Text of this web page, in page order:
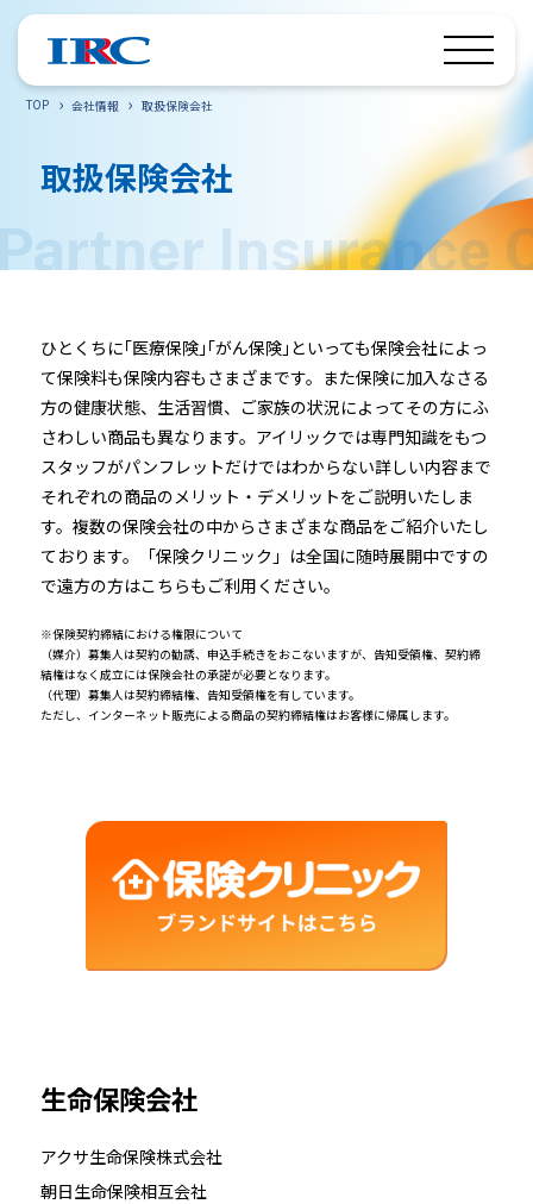
TOP 会社情報 取扱保険会社
取扱保険会社
ひとくちに｢医療保険｣｢がん保険｣といっても保険会社によっ
て保険料も保険内容もさまざまです。また保険に加入なさる
方の健康状態、生活習慣、ご家族の状況によってその方にふ
さわしい商品も異なります。アイリックでは専門知識をもつ
スタッフがパンフレットだけではわからない詳しい内容まで
それぞれの商品のメリット・デメリットをご説明いたしま
す。複数の保険会社の中からさまざまな商品をご紹介いたし
ております。「保険クリニック」は全国に随時展開中ですの
で遠方の方はこちらもご利用ください。
※保険契約締結における権限について
（媒介）募集人は契約の勧誘、申込手続きをおこないますが、告知受領権、契約締
結権はなく成立には保険会社の承諾が必要となります。
（代理）募集人は契約締結権、告知受領権を有しています。
ただし、インターネット販売による商品の契約締結権はお客様に帰属します。
生命保険会社
アクサ生命保険株式会社
朝日生命保険相互会社